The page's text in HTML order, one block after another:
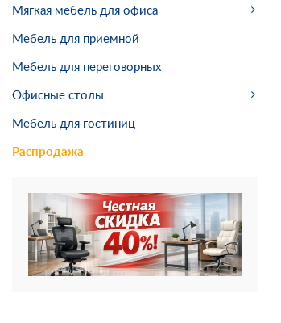
Мягкая мебель для офиса
Мебель для приемной
Мебель для переговорных
Офисные столы
Мебель для гостиниц
Распродажа